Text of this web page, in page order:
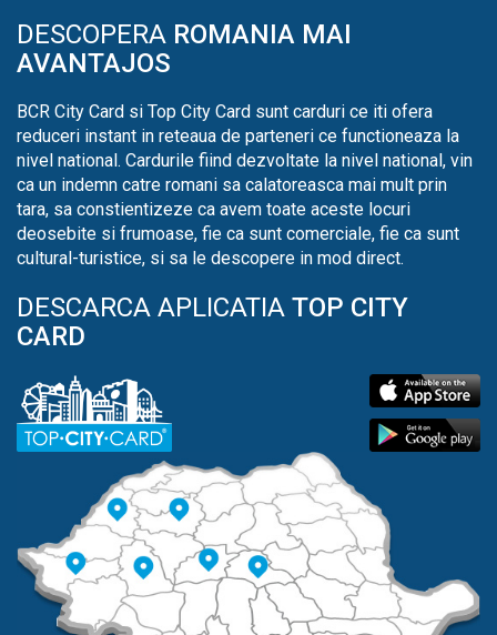
DESCOPERA ROMANIA MAI
AVANTAJOS
BCR City Card si Top City Card sunt carduri ce iti ofera
reduceri instant in reteaua de parteneri ce functioneaza la
nivel national. Cardurile fiind dezvoltate la nivel national, vin
ca un indemn catre romani sa calatoreasca mai mult prin
tara, sa constientizeze ca avem toate aceste locuri
deosebite si frumoase, fie ca sunt comerciale, fie ca sunt
cultural-turistice, si sa le descopere in mod direct.
DESCARCA APLICATIA TOP CITY
CARD